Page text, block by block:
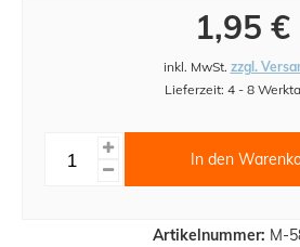
Artikelnummer: M-
1,95 €
inkl. MwSt. zzgl.
Lieferzeit: 4 - 8
In den